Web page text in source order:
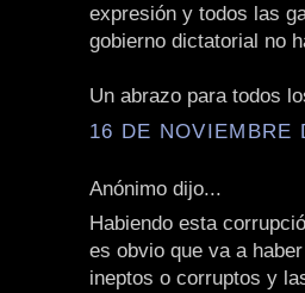
expresión y todos las
gobierno dictatorial no
Un abrazo para todos
16 DE NOVIEMBRE
Anónimo dijo...
Habiendo esta
es obvio que va a
ineptos o corruptos y